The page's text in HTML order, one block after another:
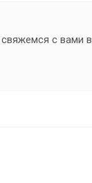
с вами